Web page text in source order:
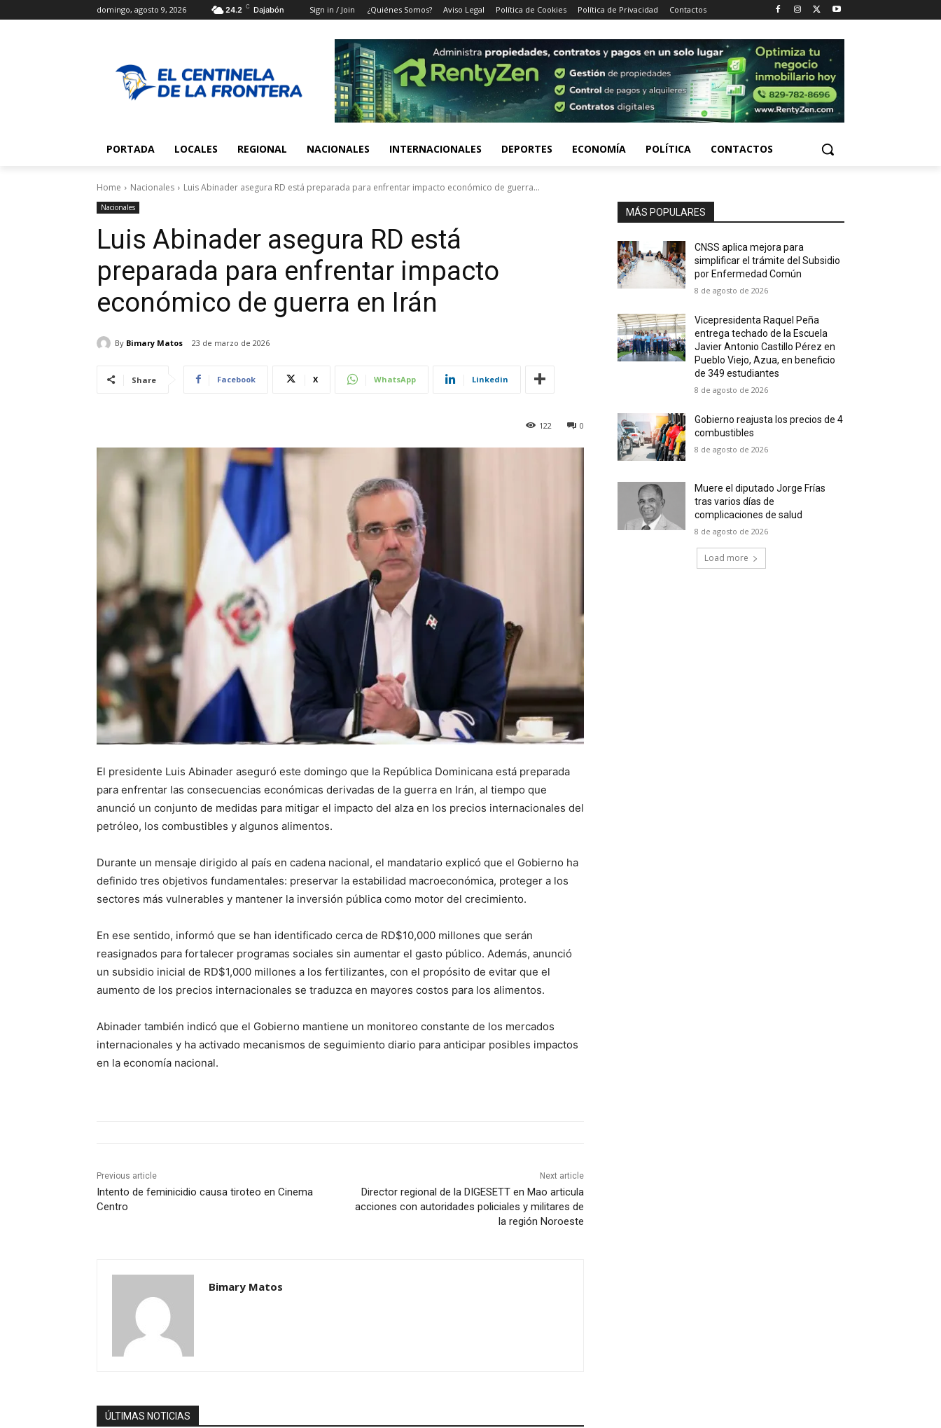
domingo, agosto 9, 2026 24.2 C Dajabón Sign in / Join ¿Quiénes Somos? Aviso Legal Política de Cookies Política de Privacidad Contactos
PORTADA LOCALES REGIONAL NACIONALES INTERNACIONALES DEPORTES ECONOMÍA POLÍTICA CONTACTOS
Home Nacionales Luis Abinader asegura RD está preparada para enfrentar impacto económico de guerra...
Nacionales
Luis Abinader asegura RD está
preparada para enfrentar impacto
económico de guerra en Irán
By Bimary Matos 23 de marzo de 2026
Share Facebook X WhatsApp Linkedin
0
122
El presidente Luis Abinader aseguró este domingo que la República Dominicana está preparada
para enfrentar las consecuencias económicas derivadas de la guerra en Irán, al tiempo que
anunció un conjunto de medidas para mitigar el impacto del alza en los precios internacionales del
petróleo, los combustibles y algunos alimentos.
Durante un mensaje dirigido al país en cadena nacional, el mandatario explicó que el Gobierno ha
definido tres objetivos fundamentales: preservar la estabilidad macroeconómica, proteger a los
sectores más vulnerables y mantener la inversión pública como motor del crecimiento.
En ese sentido, informó que se han identificado cerca de RD$10,000 millones que serán
reasignados para fortalecer programas sociales sin aumentar el gasto público. Además, anunció
un subsidio inicial de RD$1,000 millones a los fertilizantes, con el propósito de evitar que el
aumento de los precios internacionales se traduzca en mayores costos para los alimentos.
Abinader también indicó que el Gobierno mantiene un monitoreo constante de los mercados
internacionales y ha activado mecanismos de seguimiento diario para anticipar posibles impactos
en la economía nacional.
Previous article
Intento de feminicidio causa tiroteo en Cinema
Centro
Next article
Director regional de la DIGESETT en Mao articula
acciones con autoridades policiales y militares de
la región Noroeste
Bimary Matos
ÚLTIMAS NOTICIAS
MÁS POPULARES
CNSS aplica mejora para
simplificar el trámite del Subsidio
por Enfermedad Común
8 de agosto de 2026
Vicepresidenta Raquel Peña
entrega techado de la Escuela
Javier Antonio Castillo Pérez en
Pueblo Viejo, Azua, en beneficio
de 349 estudiantes
8 de agosto de 2026
Gobierno reajusta los precios de 4
combustibles
8 de agosto de 2026
Muere el diputado Jorge Frías
tras varios días de
complicaciones de salud
8 de agosto de 2026
Load more